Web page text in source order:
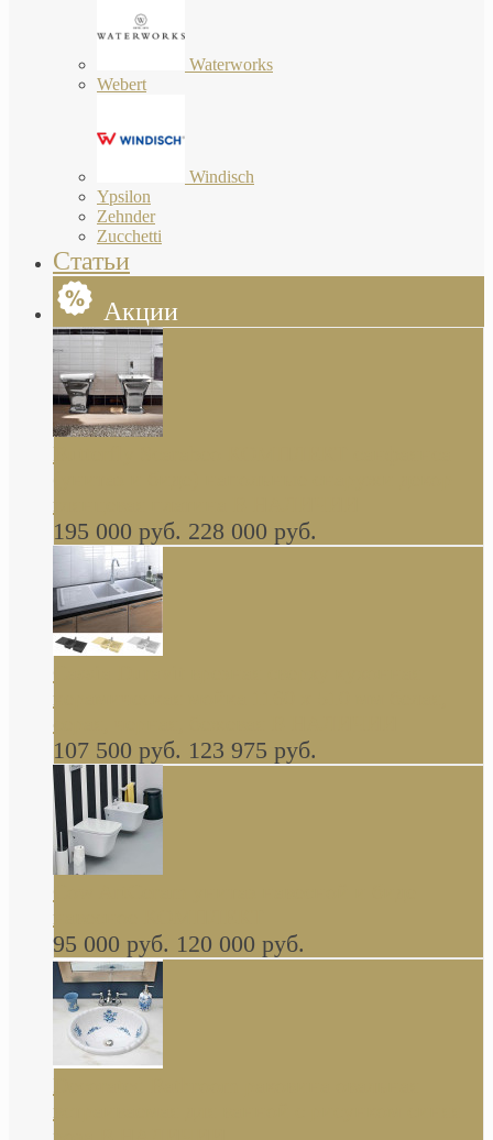
Waterworks
Webert
Windisch
Ypsilon
Zehnder
Zucchetti
Статьи
Акции
Butterfly Scarabeo КОМПЛЕКТ санфаянса
глянцевая платина В НАЛИЧИИ
195 000 руб. 228 000 руб.
керамическая мойка 1160 x 510 мм белая,
серая, черная, бежевая В НАЛИЧИИ
107 500 руб. 123 975 руб.
навесное КОМПЛЕКТ
95 000 руб. 120 000 руб.
Decorated Bathroom раковина овальная
встраиваемая для ванной с рисунком синяя